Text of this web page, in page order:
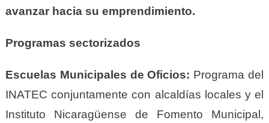
avanzar hacia su emprendimiento.
Programas sectorizados
Escuelas Municipales de Oficios: Programa del
INATEC conjuntamente con alcaldías locales y el
Instituto Nicaragüense de Fomento Municipal,